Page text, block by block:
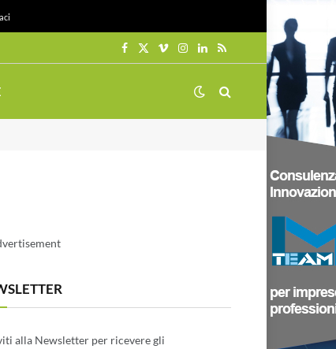
Facebook
X
VimeoInstagram
LinkedIn
RSS
alla Newsletter per ricevere gli